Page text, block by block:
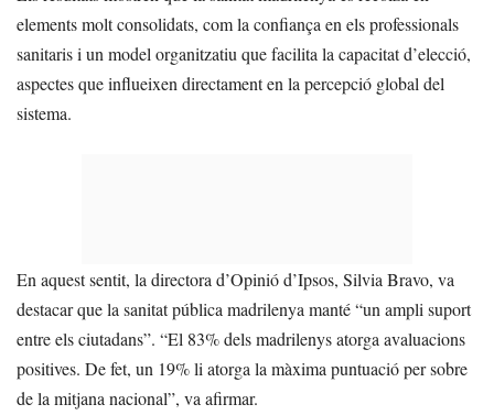
elements molt consolidats, com la confiança en els professionals
sanitaris i un model organitzatiu que facilita la capacitat d’elecció,
aspectes que influeixen directament en la percepció global del
sistema.
En aquest sentit, la directora d’Opinió d’Ipsos, Silvia Bravo, va
destacar que la sanitat pública madrilenya manté “un ampli suport
entre els ciutadans”. “El 83% dels madrilenys atorga avaluacions
positives. De fet, un 19% li atorga la màxima puntuació per sobre
de la mitjana nacional”, va afirmar.